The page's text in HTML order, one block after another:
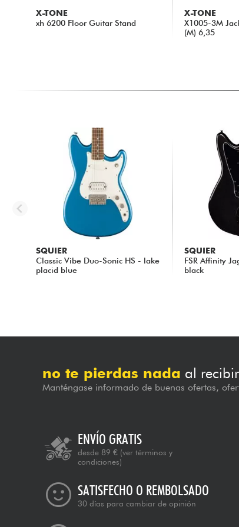
X-TONE
xh 6200 Floor Guitar Stand
X-TONE
X1005-3M
(M) 6,35
SQUIER
Classic Vibe Duo-Sonic HS - lake
placid blue
SQUIER
FSR Affinity
black
no te pierdas nada al
Manténgase informado de buenas ofertas,
ENVÍO GRATIS
desde 89 € (ver términos y
condiciones)
SATISFECHO O REMBOLSADO
30 días para cambiar de opinión